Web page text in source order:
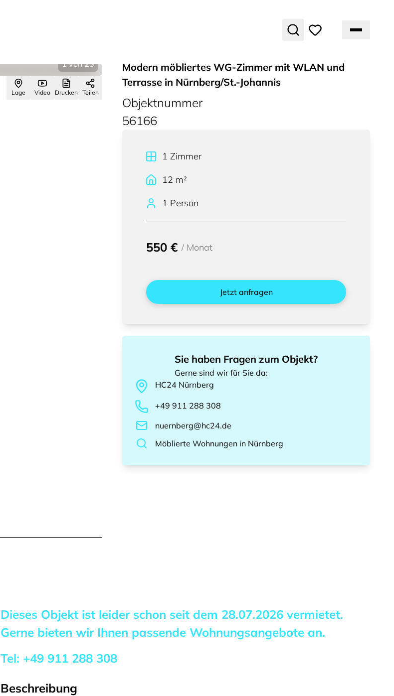
1 von 23
Lage Video Drucken Teilen
Modern möbliertes WG-Zimmer mit WLAN und
Terrasse in Nürnberg/St.-Johannis
Objektnummer
56166
1 Zimmer
12 m²
1 Person
550 € / Monat
Jetzt anfragen
Sie haben Fragen zum Objekt?
Gerne sind wir für Sie da:
HC24 Nürnberg
+49 911 288 308
nuernberg@hc24.de
Möblierte Wohnungen in Nürnberg
Dieses Objekt ist leider schon seit dem 28.07.2026vermietet.
Gerne bieten wir Ihnen passende Wohnungsangebote an.
Tel: +49 911 288 308
Beschreibung